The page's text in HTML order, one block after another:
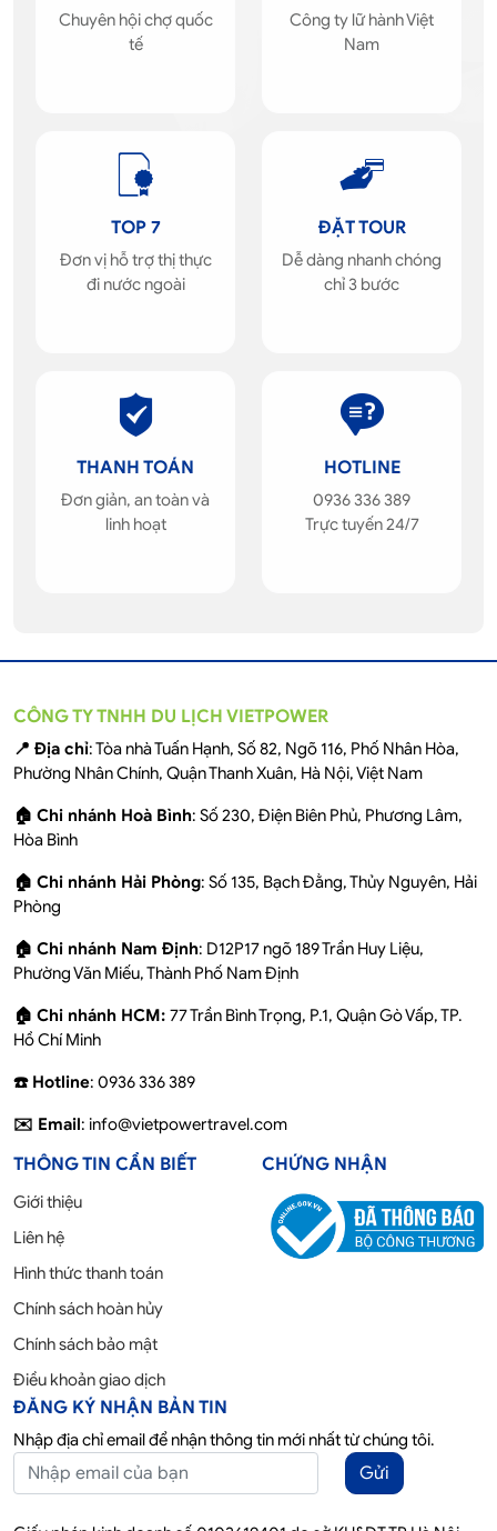
Chuyên hội chợ quốc
tế
Công ty lữ hành Việt
Nam
TOP 7
Đơn vị hỗ trợ thị thực
đi nước ngoài
ĐẶT TOUR
Dễ dàng nhanh chóng
chỉ 3 bước
THANH TOÁN
Đơn giản, an toàn và
linh hoạt
HOTLINE
0936 336 389
Trực tuyến 24/7
CÔNG TY TNHH DU LỊCH VIETPOWER
📍 Địa chỉ: Tòa nhà Tuấn Hạnh, Số 82, Ngõ 116, Phố Nhân Hòa,
Phường Nhân Chính, Quận Thanh Xuân, Hà Nội, Việt Nam
🏠 Chi nhánh Hoà Bình: Số 230, Điện Biên Phủ, Phương Lâm,
Hòa Bình
🏠 Chi nhánh Hải Phòng: Số 135, Bạch Đằng, Thủy Nguyên, Hải
Phòng
🏠 Chi nhánh Nam Định: D12P17 ngõ 189 Trần Huy Liệu,
Phường Văn Miếu, Thành Phố Nam Định
🏠 Chi nhánh HCM: 77 Trần Bình Trọng, P.1, Quận Gò Vấp, TP.
Hồ Chí Minh
☎️ Hotline: 0936 336 389
✉️ Email: info@vietpowertravel.com
THÔNG TIN CẦN BIẾT
Giới thiệu
Liên hệ
Hình thức thanh toán
Chính sách hoàn hủy
Chính sách bảo mật
Điều khoản giao dịch
CHỨNG NHẬN
ĐĂNG KÝ NHẬN BẢN TIN
Nhập địa chỉ email để nhận thông tin mới nhất từ chúng tôi.
Gửi